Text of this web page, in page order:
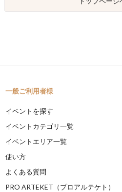
一般ご利用者様
イベントを探す
イベントカテゴリ一覧
イベントエリア一覧
使い方
よくある質問
PRO ARTEKET（プロアルテケト）